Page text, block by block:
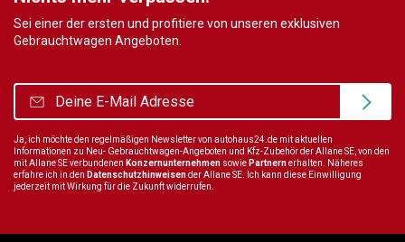
Sei einer der ersten und profitiere von unseren exklusiven
Gebrauchtwagen Angeboten.
Ja, ich möchte den regelmäßigen Newsletter von autohaus24.de mit aktuellen
Informationen zu Neu- Gebrauchtwagen-Angeboten und Kfz-Zubehör der Allane SE, von den
mit Allane SE verbundenen Konzernunternehmen sowie Partnernerhalten. Näheres
erfahre ich in den Datenschutzhinweisender Allane SE. Ich kann diese Einwilligung
jederzeit mit Wirkung für die Zukunft widerrufen.